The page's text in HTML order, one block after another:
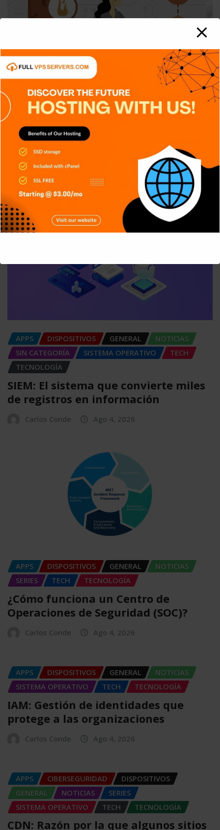
APPS CIBERSEGURIDAD
DISPOSITIVOS
GENERAL
NOTICIAS
TECH
TECNOLOGÍA
Honeypots: Las empresas crean
trampas para los atacantes
Carlos Conde
APPS DISPOSITIVOS GENERAL
NOTICIAS
SIN CATEGORÍA
SISTEMA OPERATIVO
TECH
TECNOLOGÍA
SIEM: El sistema que convierte miles
de registros en información
Carlos Conde Ago 4, 2026
APPS DISPOSITIVOS GENERAL
NOTICIAS
SERIES
TECH TECNOLOGÍA
¿Cómo funciona un Centro de
Operaciones de Seguridad (SOC)?
Carlos Conde Ago 4, 2026
APPS DISPOSITIVOS GENERAL
NOTICIAS
SISTEMA OPERATIVO
TECH TECNOLOGÍA
IAM: Gestión de identidades que
protege a las organizaciones
Carlos Conde Ago 4, 2026
APPS CIBERSEGURIDAD
DISPOSITIVOS
GENERAL
NOTICIAS
SERIES
SISTEMA OPERATIVO
TECH TECNOLOGÍA
CDN: Razón por la que algunos sitios